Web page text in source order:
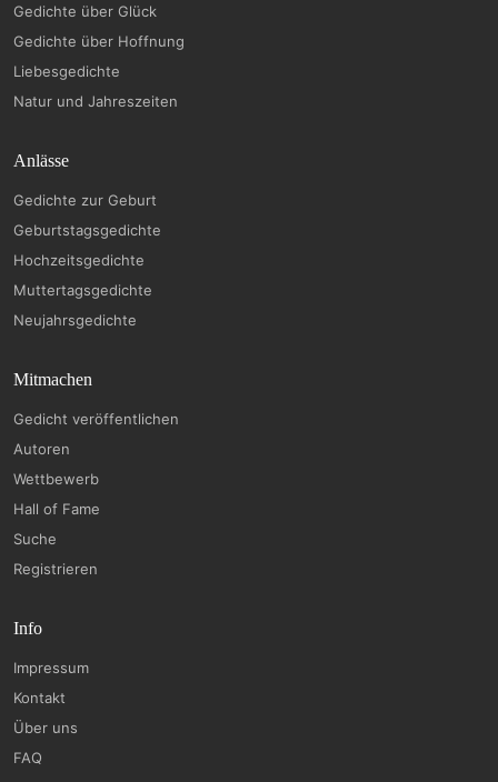
Gedichte über Glück
Gedichte über Hoffnung
Liebesgedichte
Natur und Jahreszeiten
Anlässe
Gedichte zur Geburt
Geburtstagsgedichte
Hochzeitsgedichte
Muttertagsgedichte
Neujahrsgedichte
Mitmachen
Gedicht veröffentlichen
Autoren
Wettbewerb
Hall of Fame
Suche
Registrieren
Info
Impressum
Kontakt
Über uns
FAQ